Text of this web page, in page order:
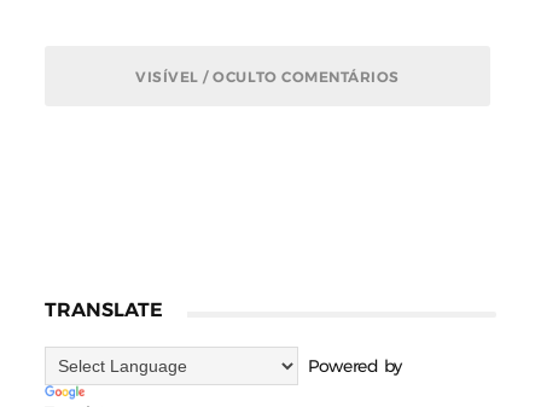
VISÍVEL / OCULTO COMENTÁRIOS
TRANSLATE
Powered by